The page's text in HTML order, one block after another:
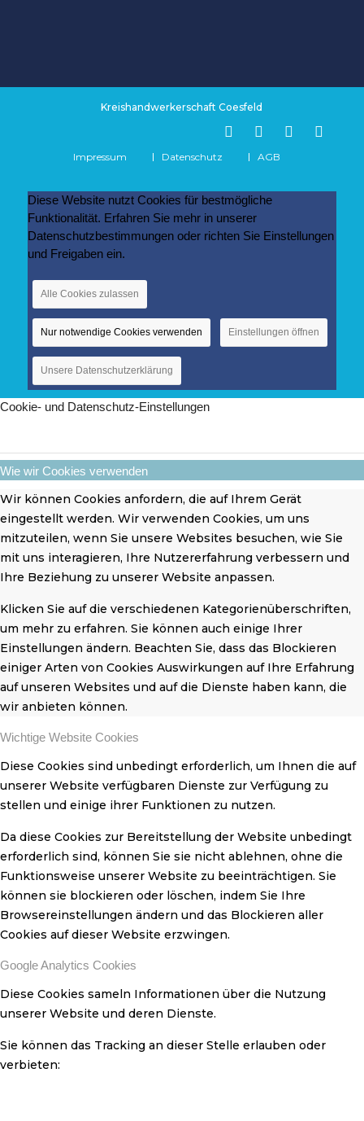
Kreishandwerkerschaft Coesfeld
Impressum Datenschutz AGB
Diese Website nutzt Cookies für bestmögliche
Funktionalität. Erfahren Sie mehr in unserer
Datenschutzbestimmungen oder richten Sie Einstellungen
und Freigaben ein.
Alle Cookies zulassen
Nur notwendige Cookies verwenden Einstellungen öffnen
Unsere Datenschutzerklärung
Cookie- und Datenschutz-Einstellungen
Wie wir Cookies verwenden
Wir können Cookies anfordern, die auf Ihrem Gerät
eingestellt werden. Wir verwenden Cookies, um uns
mitzuteilen, wenn Sie unsere Websites besuchen, wie Sie
mit uns interagieren, Ihre Nutzererfahrung verbessern und
Ihre Beziehung zu unserer Website anpassen.
Klicken Sie auf die verschiedenen Kategorienüberschriften,
um mehr zu erfahren. Sie können auch einige Ihrer
Einstellungen ändern. Beachten Sie, dass das Blockieren
einiger Arten von Cookies Auswirkungen auf Ihre Erfahrung
auf unseren Websites und auf die Dienste haben kann, die
wir anbieten können.
Wichtige Website Cookies
Diese Cookies sind unbedingt erforderlich, um Ihnen die auf
unserer Website verfügbaren Dienste zur Verfügung zu
stellen und einige ihrer Funktionen zu nutzen.
Da diese Cookies zur Bereitstellung der Website unbedingt
erforderlich sind, können Sie sie nicht ablehnen, ohne die
Funktionsweise unserer Website zu beeinträchtigen. Sie
können sie blockieren oder löschen, indem Sie Ihre
Browsereinstellungen ändern und das Blockieren aller
Cookies auf dieser Website erzwingen.
Google Analytics Cookies
Diese Cookies sameln Informationen über die Nutzung
unserer Website und deren Dienste.
Sie können das Tracking an dieser Stelle erlauben oder
verbieten: